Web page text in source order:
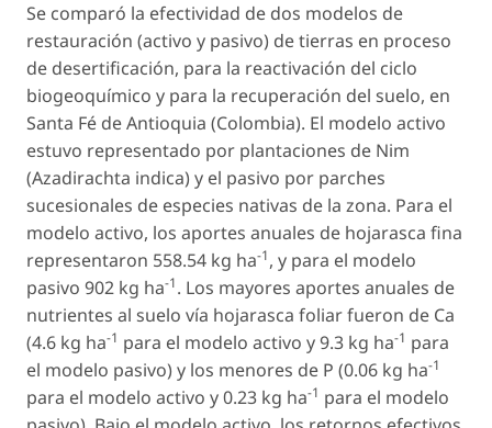
Se comparó la efectividad de dos modelos de
restauración (activo y pasivo) de tierras en proceso
de desertificación, para la reactivación del ciclo
biogeoquímico y para la recuperación del suelo, en
Santa Fé de Antioquia (Colombia). El modelo activo
estuvo representado por plantaciones de Nim
(Azadirachta indica) y el pasivo por parches
sucesionales de especies nativas de la zona. Para el
modelo activo, los aportes anuales de hojarasca fina
representaron 558.54 kg ha-1, y para el modelo
pasivo 902 kg ha-1. Los mayores aportes anuales de
nutrientes al suelo vía hojarasca foliar fueron de Ca
(4.6 kg ha-1 para el modelo activo y 9.3 kg ha-1 para
el modelo pasivo) y los menores de P (0.06 kg ha-1
para el modelo activo y 0.23 kg ha-1 para el modelo